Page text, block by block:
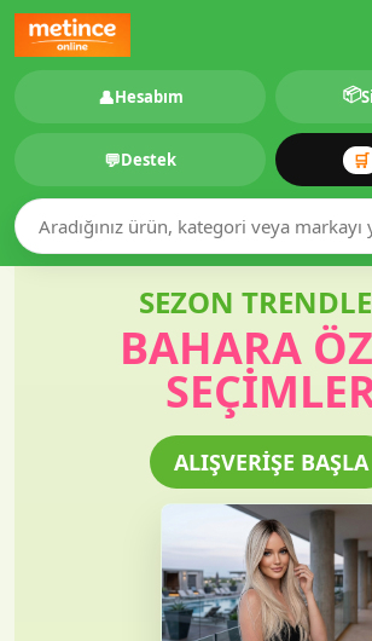
👤Hesabım 📦
💬Destek 🛒
SEZON
BAHARA
ALIŞVERİŞE BAŞLA